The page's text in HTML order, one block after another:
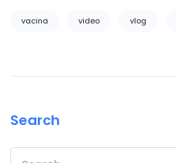
vacina video vlog
Search
Search for: